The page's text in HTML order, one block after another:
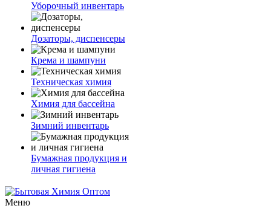
Уборочный инвентарь
Дозаторы, диспенсеры
Крема и шампуни
Техническая химия
Химия для бассейна
Зимний инвентарь
Бумажная продукция и
личная гигиена
Меню